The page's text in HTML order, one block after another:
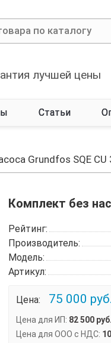
лучшей цены
Статьи
Grundfos SQE CU
Комплект без
Рейтинг:
Производитель:
Модель:
Артикул:
Цена: 75 000 руб.
Цена для ИП: 82 500 руб.
Цена для ООО с НДС: